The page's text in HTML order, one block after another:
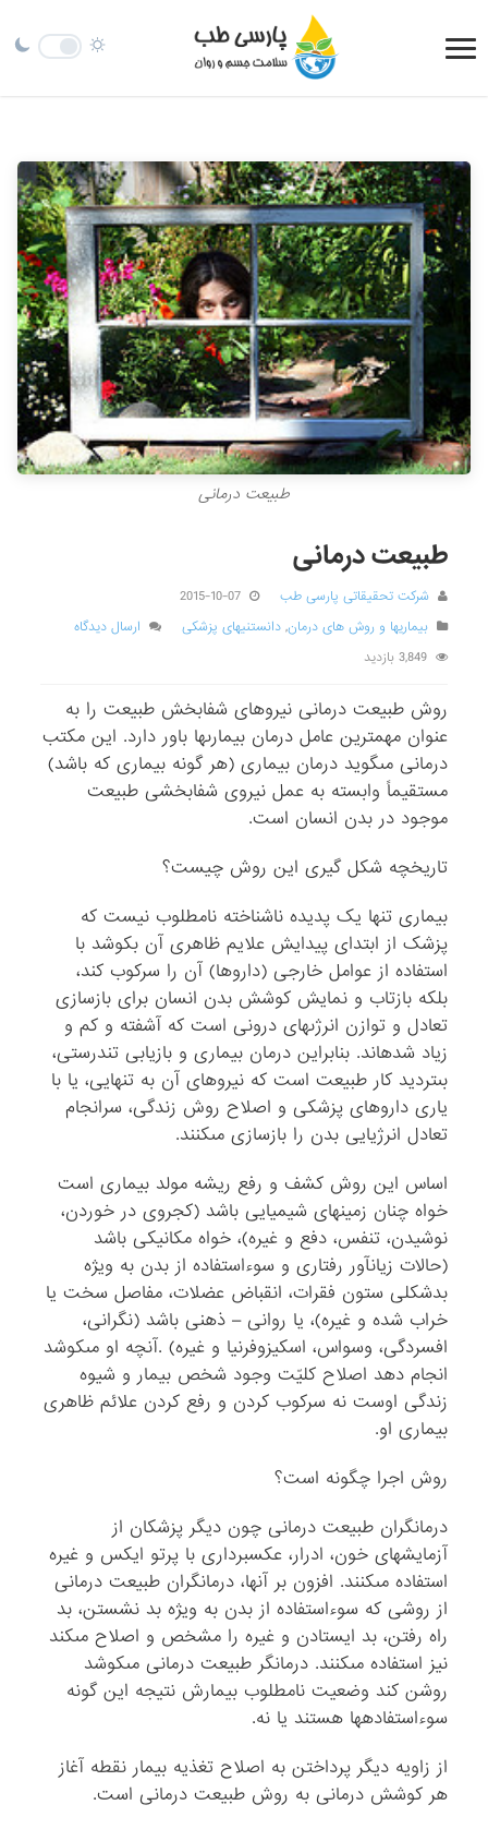
طبیعت درمانی
طبیعت درمانی
شرکت تحقیقاتی پارسی طب
2015-10-07
بیماریها و روش های درمان,دانستنیهای پزشکی
ارسال دیدگاه
3,849 بازدید
روش طبیعت درمانى نیروهاى شفابخش طبیعت را به
عنوان مهم‏ترین عامل درمان بیمارى‏ها باور دارد. این مکتب
درمانى مى‏گوید درمان بیمارى (هر گونه بیمارى که باشد)
مستقیماً وابسته به عمل نیروى شفابخشى طبیعت
موجود در بدن انسان است.
تاریخچه شکل گیری این روش چیست؟
بیمارى تنها یک پدیده ناشناخته نامطلوب نیست که
پزشک از ابتداى پیدایش علایم ظاهرى آن بکوشد با
استفاده از عوامل خارجى (داروها) آن را سرکوب کند،
بلکه بازتاب و نمایش کوشش بدن انسان براى بازسازى
تعادل و توازن انرژى‏هاى درونى است که آشفته و کم و
زیاد شده‏اند. بنابراین درمان بیمارى و بازیابى تندرستى،
بى‏تردید کار طبیعت است که نیروهاى آن به تنهایى، یا با
یارى داروهاى پزشکى و اصلاح روش زندگى، سرانجام
تعادل انرژیایى بدن را بازسازى مى‏کنند.
اساس این روش کشف و رفع ریشه مولد بیمارى است
خواه چنان زمینه‏اى شیمیایى باشد (کجروى در خوردن،
نوشیدن، تنفس، دفع و غیره)، خواه مکانیکى باشد
(حالات زیان‏آور رفتارى و سوءاستفاده از بدن به ویژه
بدشکلى ستون فقرات، انقباض عضلات، مفاصل سخت یا
خراب شده و غیره)، یا روانى – ذهنى باشد (نگرانى،
افسردگى، وسواس، اسکیزوفرنیا و غیره) .آنچه او مى‏کوشد
انجام دهد اصلاح کلیّت وجود شخص بیمار و شیوه
زندگى اوست نه سرکوب کردن و رفع کردن علائم ظاهرى
بیمارى او.
روش اجرا چگونه است؟
درمانگران طبیعت درمانى چون دیگر پزشکان از
آزمایش‏هاى خون، ادرار، عکس‏بردارى با پرتو ایکس و غیره
استفاده مى‏کنند. افزون بر آن‏ها، درمانگران طبیعت درمانى
از روشى که سوءاستفاده از بدن به ویژه بد نشستن، بد
راه رفتن، بد ایستادن و غیره را مشخص و اصلاح مى‏کند
نیز استفاده مى‏کنند. درمانگر طبیعت درمانى مى‏کوشد
روشن کند وضعیت نامطلوب بیمارش نتیجه این گونه
سوءاستفاده‏ها هستند یا نه.
از زاویه دیگر پرداختن به اصلاح تغذیه بیمار نقطه آغاز
هر کوشش درمانى به روش طبیعت درمانى است.